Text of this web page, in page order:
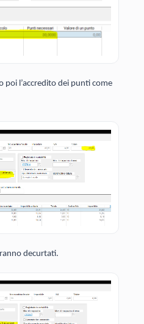
poi l’accredito dei punti come
decurtati.